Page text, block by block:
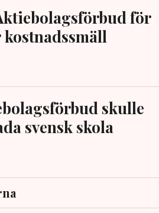
för
skulle
svensk skola